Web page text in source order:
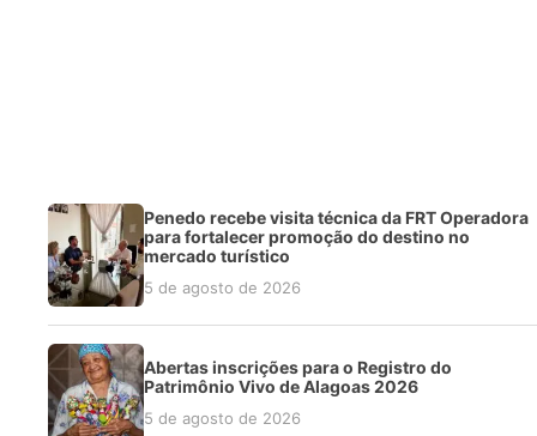
Penedo recebe visita técnica da FRT Operadora
para fortalecer promoção do destino no
mercado turístico
5 de agosto de 2026
Abertas inscrições para o Registro do
Patrimônio Vivo de Alagoas 2026
5 de agosto de 2026